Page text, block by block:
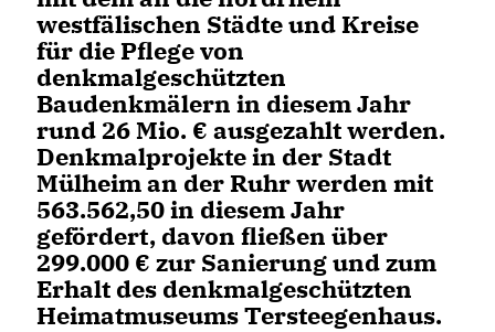
westfälischen Städte und Kreise
für die Pflege von
denkmalgeschützten
Baudenkmälern in diesem Jahr
rund 26 Mio. € ausgezahlt werden.
Denkmalprojekte in der Stadt
Mülheim an der Ruhr werden mit
563.562,50 in diesem Jahr
gefördert, davon fließen über
299.000 € zur Sanierung und zum
Erhalt des denkmalgeschützten
Heimatmuseums Tersteegenhaus.